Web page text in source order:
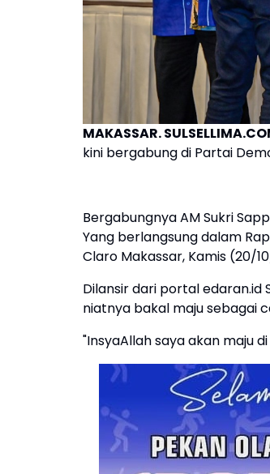
MAKASSAR.
kini bergabung di Partai
Bergabungnya AM Sukri
Yang berlangsung dalam
Claro Makassar, Kamis (20/
Dilansir dari portal edaran.id
niatnya bakal maju sebagai
"InsyaAllah saya akan maju di